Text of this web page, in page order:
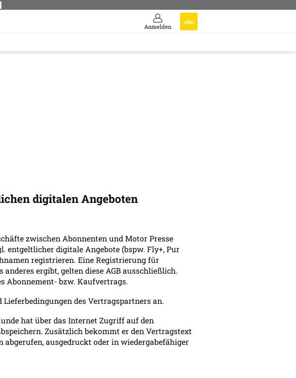
Anmelden
Abo
digitalen Angeboten
zwischen Abonnenten und Motor Presse
entgeltlicher digitale Angebote (bspw. Fly+, Pur
registrieren. Eine Registrierung für
ergibt, gelten diese AGB ausschließlich.
Abonnement- bzw. Kaufvertrags.
des Vertragspartners an.
hat über das Internet Zugriff auf den
Zusätzlich bekommt er den Vertragstext
ausgedruckt oder in wiedergabefähiger